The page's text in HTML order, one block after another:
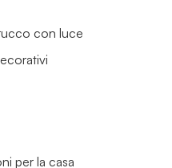
con luce
per la casa